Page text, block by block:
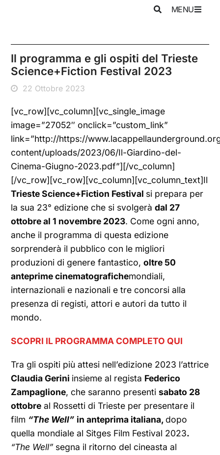
MENU
Il programma e gli ospiti del Trieste
Science+Fiction Festival 2023
22 Ottobre 2023
[vc_row][vc_column][vc_single_image
image=”27052″ onclick=”custom_link”
link=”http://https://
content/uploads/2023/06/Il-Giardino-del-
Cinema-Giugno-2023.pdf”][/vc_column]
[/vc_row][vc_row][vc_column][vc_column_text]Il
TriesteScience+Fiction Festival si prepara per
la sua 23° edizione che si svolgeràdal 27
ottobre al 1 novembre 2023. Come ogni anno,
anche il programma di questa edizione
sorprenderà il pubblico con le migliori
produzioni di genere fantastico,oltre 50
anteprime cinematografichemondiali,
internazionali e nazionali e tre concorsi alla
presenza di registi, attori e autori da tutto il
mondo.
SCOPRI IL PROGRAMMA COMPLETO QUI
Tra gli ospiti più attesi nell’edizione 2023 l’attrice
Claudia Gerini insieme al regista Federico
Zampaglione, che saranno presentisabato 28
ottobre al Rossetti di Trieste per presentare il
film “The Well” in anteprima italiana, dopo
quella mondiale al Sitges Film Festival 2023.
“The Well”segna il ritorno del cineasta al